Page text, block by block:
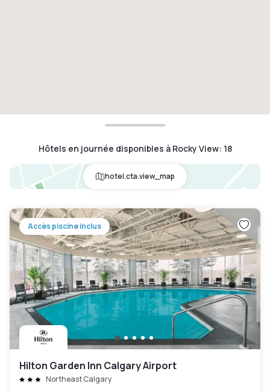
Hôtels en journée disponibles à Rocky View: 18
hotel.cta.view_map
Accès piscine inclus
Hilton Garden Inn Calgary Airport
Northeast Calgary